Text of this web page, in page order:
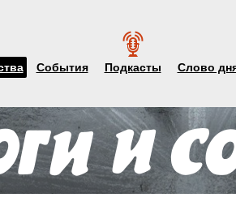
События Подкасты Слово